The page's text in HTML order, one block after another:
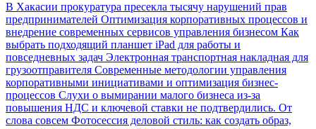
В Хакасии прокуратура пресекла тысячу нарушений прав
предпринимателей Оптимизация корпоративных процессов и
внедрение современных сервисов управления бизнесом Как
выбрать подходящий планшет iPad для работы и
повседневных задач Электронная транспортная накладная для
грузоотправителя Современные методологии управления
корпоративными инициативами и оптимизация бизнес-
процессов Слухи о вымирании малого бизнеса из-за
повышения НДС и ключевой ставки не подтвердились. От
слова совсем Фотосессия деловой стиль: как создать образ,